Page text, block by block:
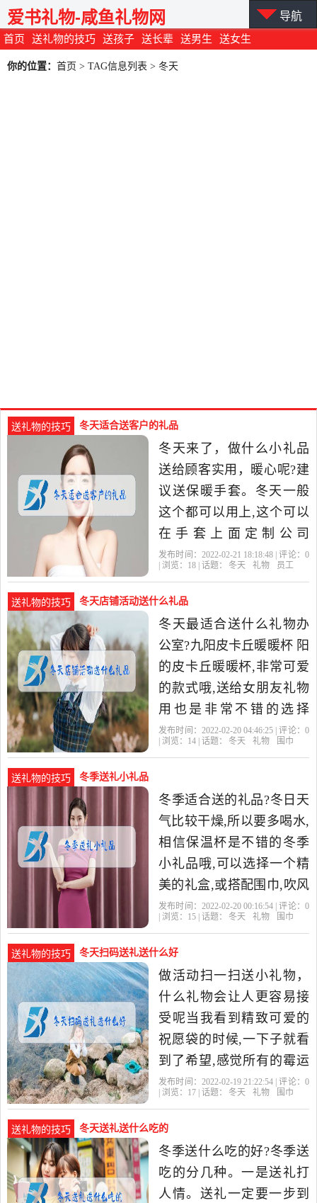
首页 送礼物的技巧 送孩子 送长辈 送男生 送女生
爱书礼物-咸鱼礼物网 导航
你的位置： 首页 > TAG信息列表 > 冬天
送礼物的技巧 冬天适合送客户的礼品
冬天来了，做什么小礼品
送给顾客实用，暖心呢?建
议送保暖手套。冬天一般
这个都可以用上,这个可以
在手套上面定制公司
LOGO,让顾客一戴手套就
的成本没有那
发布时间：2022-02-21 18:18:48 | 评论： 0
| 浏览： 18 | 话题： 冬天 礼物 员工
送礼物的技巧 冬天店铺活动送什么礼品
冬天最适合送什么礼物办
公室?九阳皮卡丘暖暖杯 阳
的皮卡丘暖暖杯,非常可爱
的款式哦,送给女朋友礼物
用也是非常不错的选择
呢。这是一款电热杯垫,满
发布时间：2022-02-20 04:46:25 | 评论： 0
| 浏览： 14 | 话题： 冬天 礼物 围巾
送礼物的技巧 冬季送礼小礼品
冬季适合送的礼品?冬日天
气比较干燥,所以要多喝水,
相信保温杯是不错的冬季
小礼品哦,可以选择一个精
美的礼盒,或搭配围巾,吹风
筒组合的套装,这样的礼品
发布时间：2022-02-20 00:16:54 | 评论： 0
| 浏览： 15 | 话题： 冬天 礼物 围巾
送礼物的技巧 冬天扫码送礼送什么好
做活动扫一扫送小礼物，
什么礼物会让人更容易接
受呢当我看到精致可爱的
祝愿袋的时候,一下子就看
到了希望,感觉所有的霉运
都消失不见了,心情一下子
给我
发布时间：2022-02-19 21:22:54 | 评论： 0
| 浏览： 17 | 话题： 冬天 礼物 围巾
送礼物的技巧 冬天送礼送什么吃的
冬季送什么吃的好?冬季送
吃的分几种。一是送礼打
人情。送礼一定要一步到